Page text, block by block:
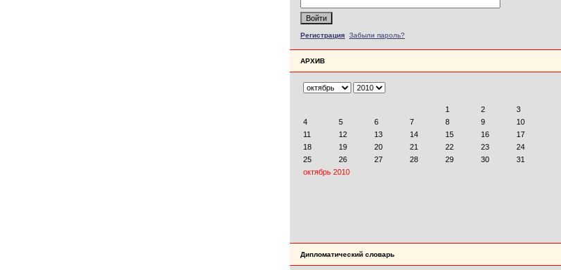
Регистрация Забыли пароль?
АРХИВ
Дипломатический словарь